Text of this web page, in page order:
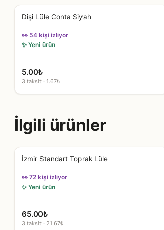
Dişi Lüle Conta Siyah
👀 54 kişi izliyor
✨ Yeni ürün
5.00₺
3 taksit · 1.67₺
İlgili ürünler
İzmir Standart Toprak Lüle
👀 72 kişi izliyor
✨ Yeni ürün
65.00₺
3 taksit · 21.67₺